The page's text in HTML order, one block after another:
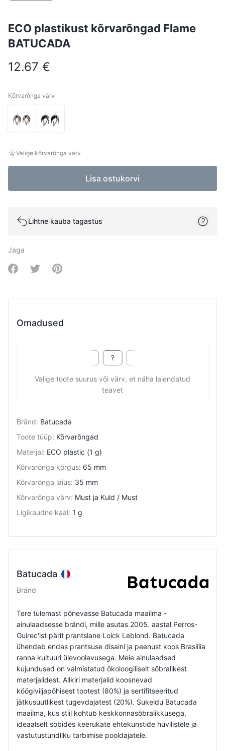
ECO plastikust kõrvarõngad Flame
BATUCADA
12.67 €
Kõrvarõnga värv
Valige kõrvarõnga värv
Lisa ostukorvi
Lihtne kauba tagastus
Jaga
Share on Facebook
Share on Twitter
Share on Pinterest
Omadused
Valige toote suurus või värv, et näha laiendatud
teavet
Bränd: Batucada
Toote tüüp: Kõrvarõngad
Materjal: ECO plastic (1 g)
Kõrvarõnga kõrgus: 65 mm
Kõrvarõnga laius: 35 mm
Kõrvarõnga värv: Must ja Kuld / Must
Ligikaudne kaal: 1 g
Batucada
Bränd
Tere tulemast põnevasse Batucada maailma -
ainulaadsesse brändi, mille asutas 2005. aastal Perros-
Guirec'ist pärit prantslane Loick Leblond. Batucada
ühendab endas prantsuse disaini ja peenust koos Brasiilia
ranna kultuuri ülevoolavusega. Meie ainulaadsed
kujundused on valmistatud ökoloogiliselt sõbralikest
materjalidest. Allkiri materjalid koosnevad
köögiviljapõhisest tootest (80%) ja sertifitseeritud
jätkusuutlikest tugevdajatest (20%). Sukeldu Batucada
maailma, kus stiil kohtub keskkonnasõbralikkusega,
ideaalselt sobides keerukate ehtekunstide huvilistele ja
vastutustundliku tarbimise pooldajatele.